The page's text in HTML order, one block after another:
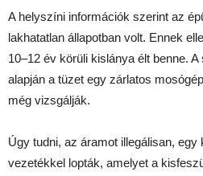
A helyszíni információk szerint az
lakhatatlan állapotban volt. Ennek
10–12 év körüli kislánya élt benne.
alapján a tüzet egy zárlatos
még vizsgálják.
Úgy tudni, az áramot illegálisan, egy
vezetékkel lopták, amelyet a